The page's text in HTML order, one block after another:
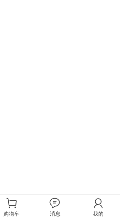
购物车 消息 我的